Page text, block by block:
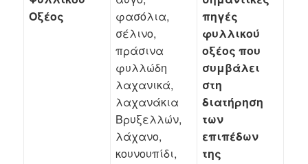
Οξέος
φασόλια,
σέλινο,
πράσινα
φυλλώδη
λαχανικά,
λαχανάκια
Βρυξελλών,
λάχανο,
κουνουπίδι,
πηγές
φυλλικού
οξέος που
συμβάλει
στη
διατήρηση
των
επιπέδων
της